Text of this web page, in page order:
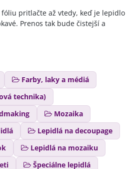
fóliu pritlačte až vtedy, keď je lepidlo
Prenos tak bude čistejší a
Farby, laky a médiá
technika)
Mozaika
Lepidlá na decoupage
Lepidlá na mozaiku
Špeciálne lepidlá